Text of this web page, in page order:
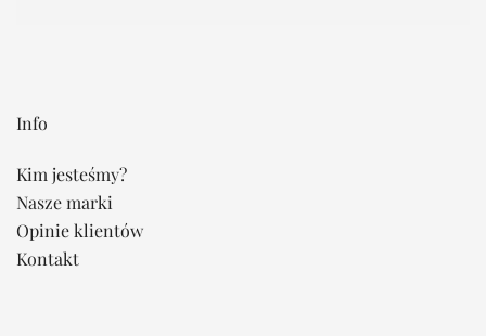
Info
Kim jesteśmy?
Nasze marki
Opinie klientów
Kontakt